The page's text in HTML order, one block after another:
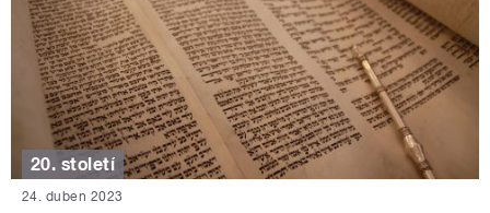
20. století
24. duben 2023